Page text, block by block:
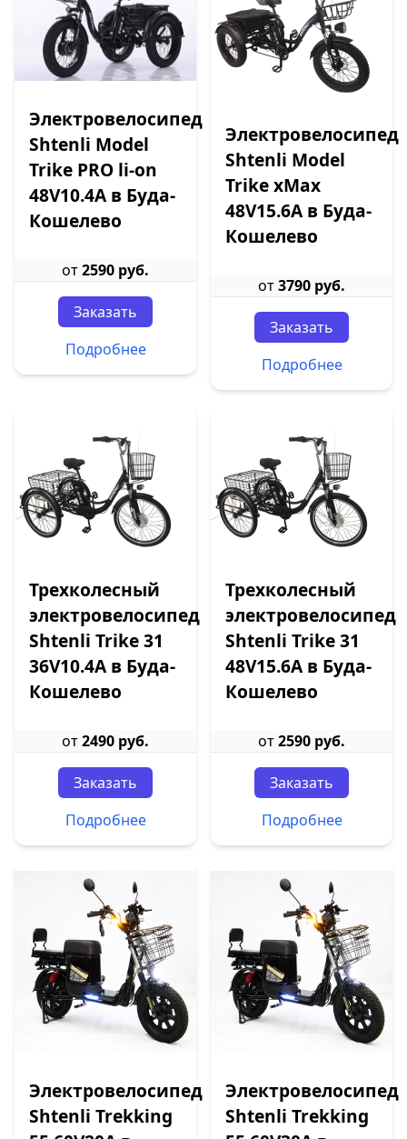
Электровелосипед
Shtenli Model
Trike PRO li-on
48V10.4A в Буда-
Кошелево
от2590 руб.
Заказать
Подробнее
Электровелосипед
Shtenli Model
Trike xMax
48V15.6A в Буда-
Кошелево
от3790 руб.
Заказать
Подробнее
Трехколесный
электровелосипед
Shtenli Trike 31
36V10.4A в Буда-
Кошелево
от2490 руб.
Заказать
Подробнее
Трехколесный
электровелосипед
Shtenli Trike 31
48V15.6A в Буда-
Кошелево
от2590 руб.
Заказать
Подробнее
Электровелосипед
Shtenli Trekking
Электровелосипед
Shtenli Trekking